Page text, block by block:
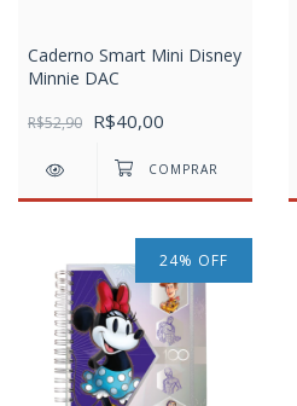
Caderno Smart Mini Disney
Minnie DAC
R$52,90 R$40,00
24% OFF